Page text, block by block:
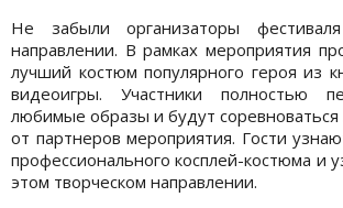
Не забыли организаторы
направлении. В рамках мероприятия
лучший костюм популярного героя из
видеоигры. Участники полностью
любимые образы и будут
от партнеров мероприятия. Гости
профессионального косплей-костюма и
этом творческом направлении.